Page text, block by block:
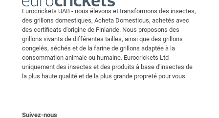
Eurocrickets UAB - nous élevons et transformons des insectes,
des grillons domestiques, Acheta Domesticus, achetés avec
des certificats d'origine de Finlande. Nous proposons des
grillons vivants de différentes tailles, ainsi que des grillons
congelés, séchés et de la farine de grillons adaptée à la
consommation animale ou humaine. Eurocrickets Ltd -
uniquement des insectes et des produits à base d'insectes de
la plus haute qualité et de la plus grande propreté pour vous.
Suivez-nous